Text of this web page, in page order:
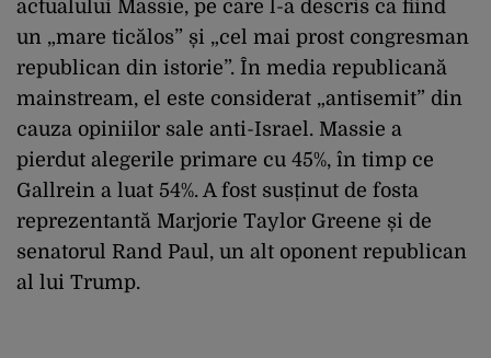
actualului Massie, pe care l-a descris ca fiind
un „mare ticălos” și „cel mai prost congresman
republican din istorie”. În media republicană
mainstream, el este considerat „antisemit” din
cauza opiniilor sale anti-Israel. Massie a
pierdut alegerile primare cu 45%, în timp ce
Gallrein a luat 54%. A fost susținut de fosta
reprezentantă Marjorie Taylor Greene și de
senatorul Rand Paul, un alt oponent republican
al lui Trump.